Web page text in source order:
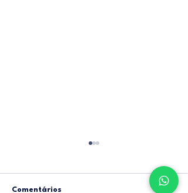
Comentários